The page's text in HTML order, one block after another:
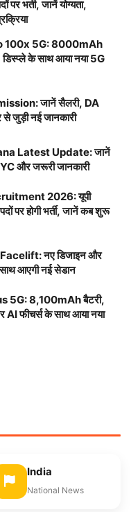
पर भर्ती, जानें योग्यता,
100x 5G: 8000mAh
के साथ आया नया 5G
जानें सैलरी, DA
जुड़ी नई जानकारी
Latest Update: जानें
और जरूरी जानकारी
2026: यूपी
पर होगी भर्ती, जानें कब शुरू
नए डिजाइन और
साथ आएगी नई सेडान
5G: 8,100mAh बैटरी,
AI फीचर्स के साथ आया नया
India
National News